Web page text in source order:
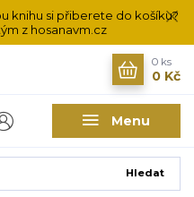
knihu si přiberete do košíku?
z hosanavm.cz
Menu
Hledat
0 ks
0 Kč